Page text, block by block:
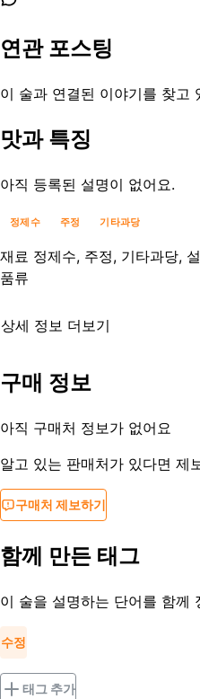
연관 포스팅
이 술과 연결된 이야기를 찾고
맛과 특징
아직 등록된 설명이 없어요.
정제수 주정 기타과당
재료 정제수, 주정, 기타과당,
품류
상세 정보 더보기
등록일
구매 정보
아직 구매처 정보가 없어요
알고 있는 판매처가 있다면 제
구매처 제보하기
함께 만든 태그
이 술을 설명하는 단어를 함께
수정
태그 추가